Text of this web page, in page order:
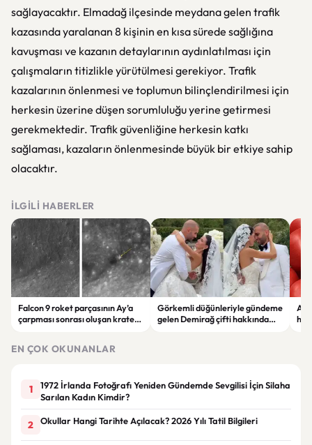
sağlayacaktır. Elmadağ ilçesinde meydana gelen trafik
kazasında yaralanan 8 kişinin en kısa sürede sağlığına
kavuşması ve kazanın detaylarının aydınlatılması için
çalışmaların titizlikle yürütülmesi gerekiyor. Trafik
kazalarının önlenmesi ve toplumun bilinçlendirilmesi için
herkesin üzerine düşen sorumluluğu yerine getirmesi
gerekmektedir. Trafik güvenliğine herkesin katkı
sağlaması, kazaların önlenmesinde büyük bir etkiye sahip
olacaktır.
İLGILI HABERLER
Falcon 9 roket parçasının Ay’a
çarpması sonrası oluşan krater
Görkemli düğünleriyle gündeme
gelen Demirağ çifti hakkında
EN ÇOK OKUNANLAR
1
1972 İrlanda Fotoğrafı Yeniden Gündemde Sevgilisi İçin Silaha
Sarılan Kadın Kimdir?
2 Okullar Hangi Tarihte Açılacak? 2026 Yılı Tatil Bilgileri